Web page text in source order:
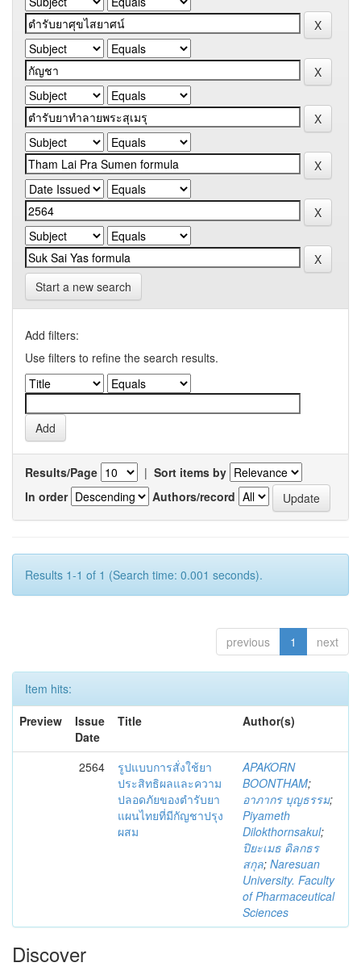
Start a new search
Add filters:
Use filters to refine the search results.
Results/Page | Sort items by
In order
Authors/record
Results 1-1 of 1 (Search time: 0.001 seconds).
previous 1 next
Item hits:
Preview
Issue
Date
Title Author(s)
2564
รูปแบบการสั่งใช้ยา
ประสิทธิผลและความ
ปลอดภัยของตำรับยา
แผนไทยที่มีกัญชาปรุง
ผสม
APAKORN
BOONTHAM;
อาภากร บุญธรรม;
Piyameth
Dilokthornsakul;
ปิยะเมธ ดิลกธร
สกุล; Naresuan
University. Faculty
of Pharmaceutical
Sciences
Discover